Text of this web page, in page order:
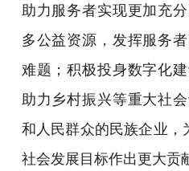
助力服务者实现更加充
多公益资源，发挥服务
难题；积极投身数字化
助力乡村振兴等重大社
和人民群众的民族企业，
社会发展目标作出更大贡